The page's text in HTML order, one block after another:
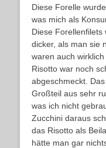
Diese Forelle
was mich als
Diese
dicker, als man sie
waren auch
Risotto war noch
abgeschmeckt.
Großteil aus sehr
was ich nicht
Zucchini daraus
das Risotto als
hätte man gar